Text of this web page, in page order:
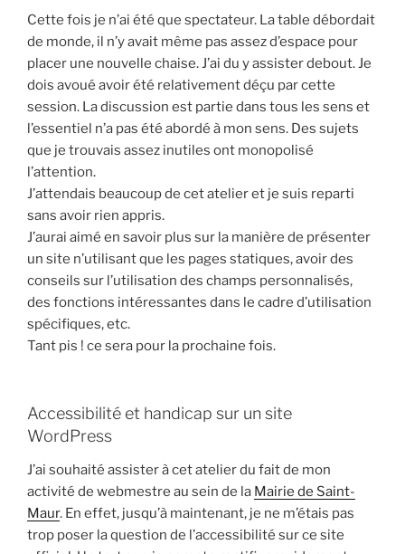
Cette fois je n’ai été que spectateur. La table débordait
de monde, il n’y avait même pas assez d’espace pour
placer une nouvelle chaise. J’ai du y assister debout. Je
dois avoué avoir été relativement déçu par cette
session. La discussion est partie dans tous les sens et
l’essentiel n’a pas été abordé à mon sens. Des sujets
que je trouvais assez inutiles ont monopolisé
l’attention.
J’attendais beaucoup de cet atelier et je suis reparti
sans avoir rien appris.
J’aurai aimé en savoir plus sur la manière de présenter
un site n’utilisant que les pages statiques, avoir des
conseils sur l’utilisation des champs personnalisés,
des fonctions intéressantes dans le cadre d’utilisation
spécifiques, etc.
Tant pis ! ce sera pour la prochaine fois.
Accessibilité et handicap sur un site
WordPress
J’ai souhaité assister à cet atelier du fait de mon
activité de webmestre au sein de la Mairie de Saint-
Maur. En effet, jusqu’à maintenant, je ne m’étais pas
trop poser la question de l’accessibilité sur ce site